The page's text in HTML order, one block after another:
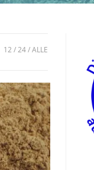
12 24 ALLE